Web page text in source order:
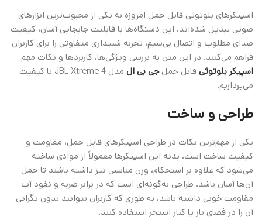
اسپیکرهای بلوتوثی قابل حمل امروزه به یکی از محبوب‌ترین ابزارهای
صوتی تبدیل شده‌اند. این دستگاه‌ها با قابلیت جابجایی آسان، کیفیت
صدای مطلوب و اتصال بی‌سیم، تجربه شنیداری متفاوتی را برای کاربران
فراهم می‌کنند. در این متن به بررسی ویژگی‌ها، کاربردها و نکات مهم
اسپیکر بلوتوثیقابل حملجی بی ال
مدل JBL Xtreme 4 با کیفیت
می‌پردازیم.
طراحی و ساخت
یکی از مهم‌ترین نکات در طراحی اسپیکرهای قابل حمل، مقاومت و
کیفیت ساخت است. بدنه این اسپیکرها معمولاً از موادی ساخته
می‌شود که علاوه بر استحکام، وزن مناسبی نیز داشته باشند تا حمل
آن‌ها آسان باشد. طراحی به‌گونه‌ای است که در برابر ضربه و نفوذ آب
مقاومت خوبی داشته باشد، به طوری که کاربران بتوانند بدون نگرانی
آن را در فضای باز یا کنار استخر استفاده کنند.